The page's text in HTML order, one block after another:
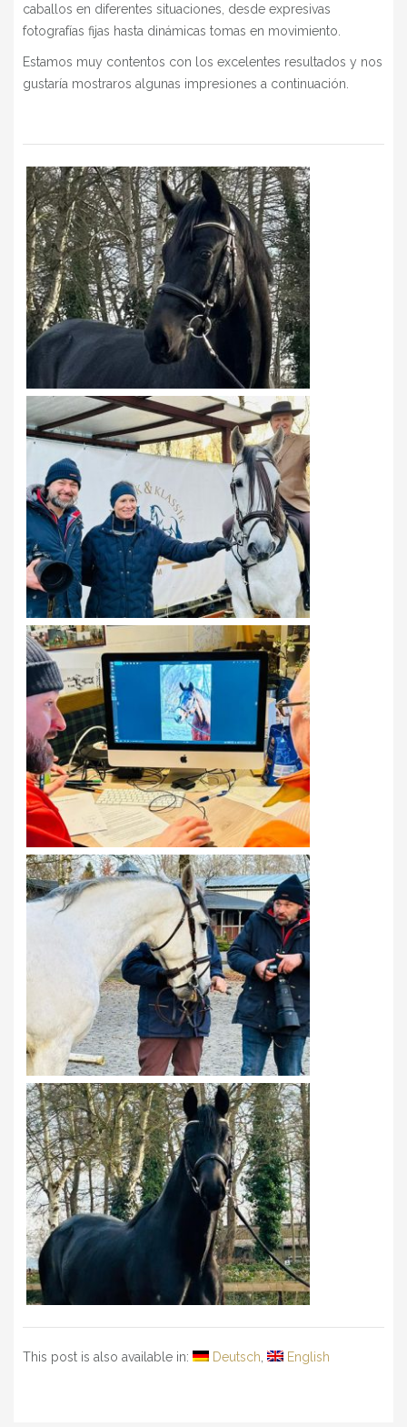
caballos en diferentes situaciones, desde expresivas
fotografías fijas hasta dinámicas tomas en movimiento.
Estamos muy contentos con los excelentes resultados y nos
gustaría mostraros algunas impresiones a continuación.
This post is also available in: Deutsch English